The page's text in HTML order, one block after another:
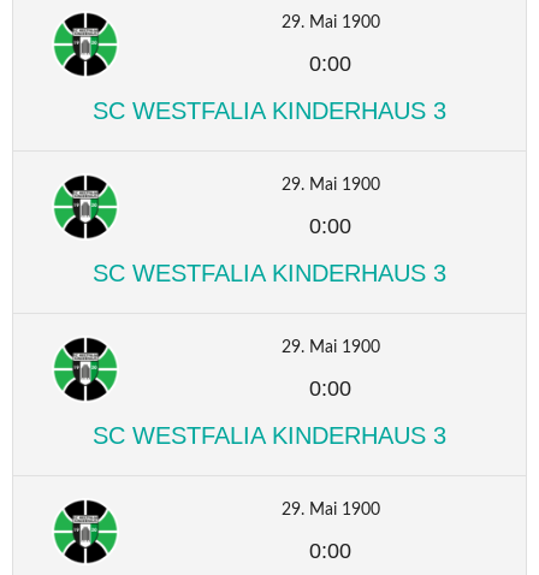
29. Mai 1900
0:00
SC WESTFALIA KINDERHAUS 3
29. Mai 1900
0:00
SC WESTFALIA KINDERHAUS 3
29. Mai 1900
0:00
SC WESTFALIA KINDERHAUS 3
29. Mai 1900
0:00